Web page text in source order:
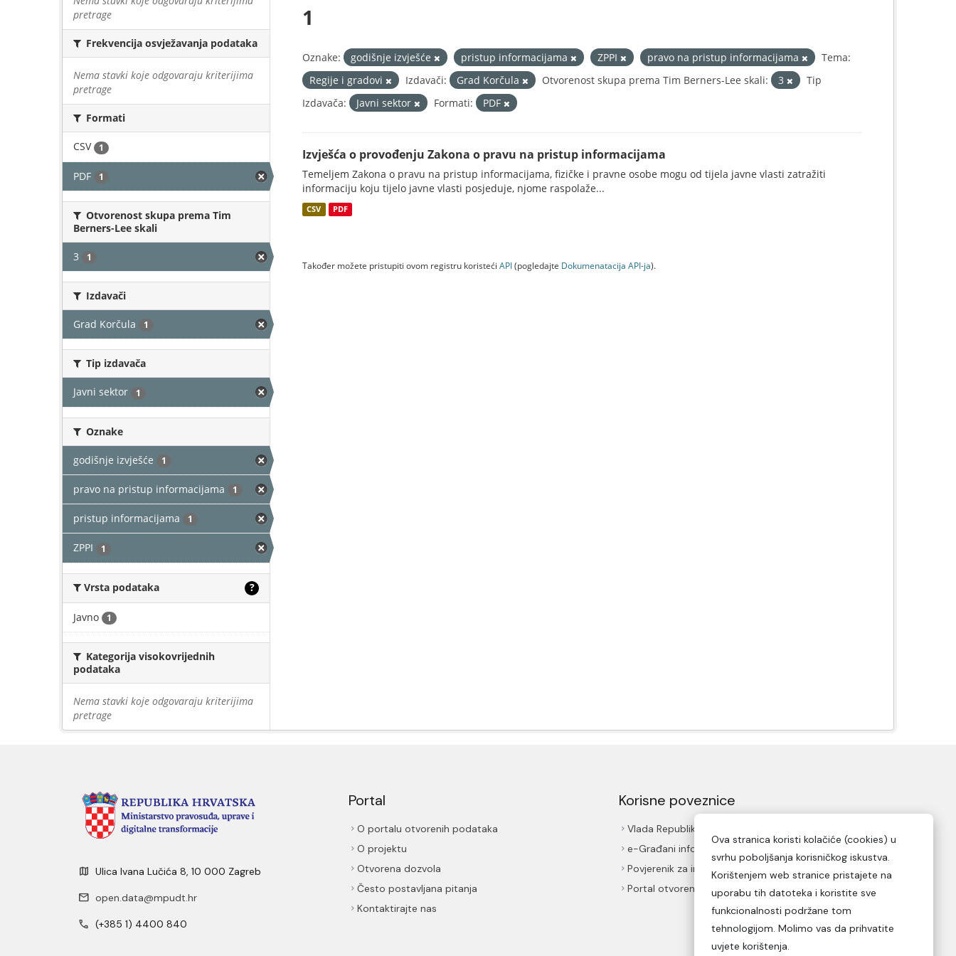
pretrage
Frekvencija osvježavanja podataka
Nema stavki koje odgovaraju kriterijima
pretrage
Formati
CSV 1
PDF 1
Otvorenost skupa prema Tim
Berners-Lee skali
3 1
Izdavači
Grad Korčula 1
Tip izdavača
Javni sektor 1
Oznake
godišnje izvješće 1
pravo na pristup informacijama 1
pristup informacijama 1
ZPPI 1
Vrsta podataka ?
Javno 1
Kategorija visokovrijednih
podataka
Nema stavki koje odgovaraju kriterijima
pretrage
1
Oznake: godišnje izvješće pristup informacijama ZPPI pravo na pristup informacijama
Tema:
Regije i gradovi
Izdavači: Grad Korčula Otvorenost skupa prema Tim Berners-Lee skali: 3
Tip
Izdavača:
Javni sektor Formati: PDF
Izvješća o provođenju Zakona o pravu na pristup informacijama
Temeljem Zakona o pravu na pristup informacijama, fizičke i pravne osobe mogu od tijela javne vlasti zatražiti
informaciju koju tijelo javne vlasti posjeduje, njome raspolaže...
CSV PDF
Također možete pristupiti ovom registru koristeći API(pogledajte Dokumenаtаcijа API-jа).